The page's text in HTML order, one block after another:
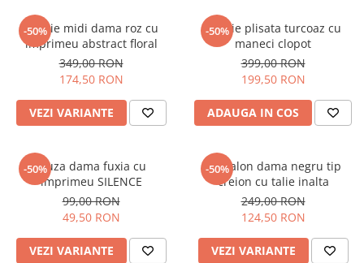
-50%
Rochie midi dama roz cu
imprimeu abstract floral
349,00 RON
174,50 RON
VEZI VARIANTE
-50%
Rochie plisata turcoaz cu
maneci clopot
399,00 RON
199,50 RON
ADAUGA IN COS
-50%Bluza dama fuxia cu
imprimeu SILENCE
99,00 RON
49,50 RON
VEZI VARIANTE
-50%
Pantalon dama negru tip
creion cu talie inalta
249,00 RON
124,50 RON
VEZI VARIANTE